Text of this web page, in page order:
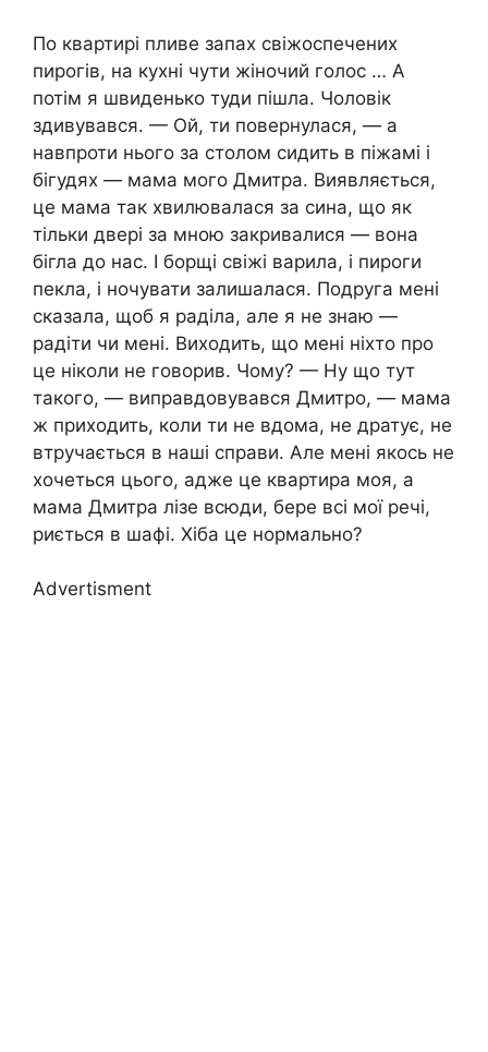
По квартирі пливе запах свіжоспечених
пирогів, на кухні чути жіночий голос … А
потім я швиденько туди пішла. Чоловік
здивувався. — Ой, ти повернулася, — а
навпроти нього за столом сидить в піжамі і
бігудях — мама мого Дмитра. Виявляється,
це мама так хвилювалася за сина, що як
тільки двері за мною закривалися — вона
бігла до нас. І борщі свіжі варила, і пироги
пекла, і ночувати залишалася. Подруга мені
сказала, щоб я раділа, але я не знаю —
радіти чи мені. Виходить, що мені ніхто про
це ніколи не говорив. Чому? — Ну що тут
такого, — виправдовувався Дмитро, — мама
ж приходить, коли ти не вдома, не дратує, не
втручається в наші справи. Але мені якось не
хочеться цього, адже це квартира моя, а
мама Дмитра лізе всюди, бере всі мої речі,
риється в шафі. Хіба це нормально?
Advertisment